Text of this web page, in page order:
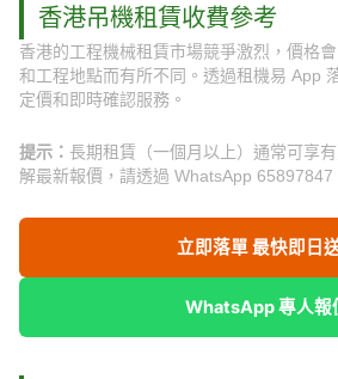
香港吊機租賃收費參考
香港的工程機械租賃市場競爭激烈，價格
和工程地點而有所不同。透過租機易 App
定價和即時確認服務。
提示： 長期租賃（一個月以上）通常可享
解最新報價，請透過 WhatsApp 65897847
立即落單 最快即日
WhatsApp 專人報